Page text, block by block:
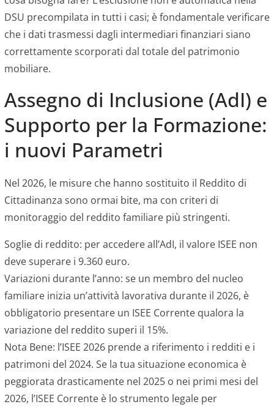
DSU precompilata in tutti i casi; è fondamentale verificare
che i dati trasmessi dagli intermediari finanziari siano
correttamente scorporati dal totale del patrimonio
mobiliare.
Assegno di Inclusione (AdI) e
Supporto per la Formazione:
i nuovi Parametri
Nel 2026, le misure che hanno sostituito il Reddito di
Cittadinanza sono ormai bite, ma con criteri di
monitoraggio del reddito familiare più stringenti.
Soglie di reddito: per accedere all’AdI, il valore ISEE non
deve superare i 9.360 euro.
Variazioni durante l’anno: se un membro del nucleo
familiare inizia un’attività lavorativa durante il 2026, è
obbligatorio presentare un ISEE Corrente qualora la
variazione del reddito superi il 15%.
Nota Bene: l’ISEE 2026 prende a riferimento i redditi e i
patrimoni del 2024. Se la tua situazione economica è
peggiorata drasticamente nel 2025 o nei primi mesi del
2026, l’ISEE Corrente è lo strumento legale per